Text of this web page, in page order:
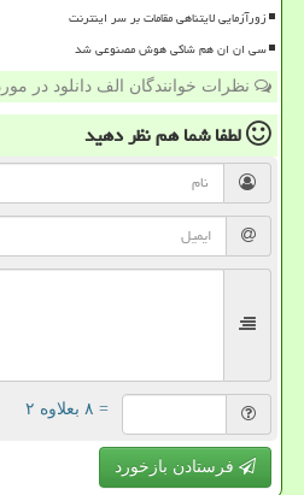
زورآزمایی لایتناهی مقامات بر سر اینترنت
سی ان ان هم شاکی هوش مصنوعی شد
نظرات خوانندگان الف دانلود در
لطفا شما همنظر دهید
= ۸ بعلاوه ۲
فرستادن بازخورد